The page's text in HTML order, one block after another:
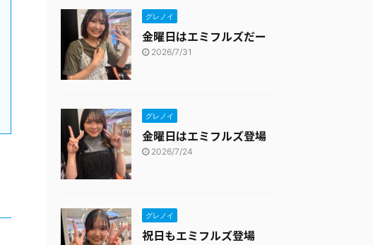
グレノイ
金曜日はエミフルズだー
2026/7/31
グレノイ
金曜日はエミフルズ登場
2026/7/24
グレノイ
祝日もエミフルズ登場